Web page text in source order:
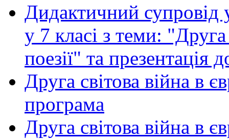
Дидактичний супровід
у 7 класі з теми: "Друга
поезії" та презентація
Друга світова війна в
програма
Друга світова війна в